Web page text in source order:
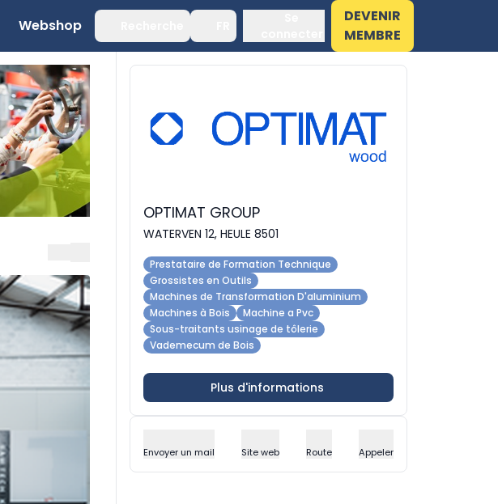
Webshop
DEVENIR
MEMBRE
OPTIMAT GROUP
WATERVEN 12, HEULE 8501
Prestataire de Formation Technique
Grossistes en Outils
Machines de Transformation D'aluminium
Machines à Bois
Machine a Pvc
Sous-traitants usinage de tôlerie
Vademecum de Bois
Plus d'informations
Envoyer un mail Site web Route Appeler